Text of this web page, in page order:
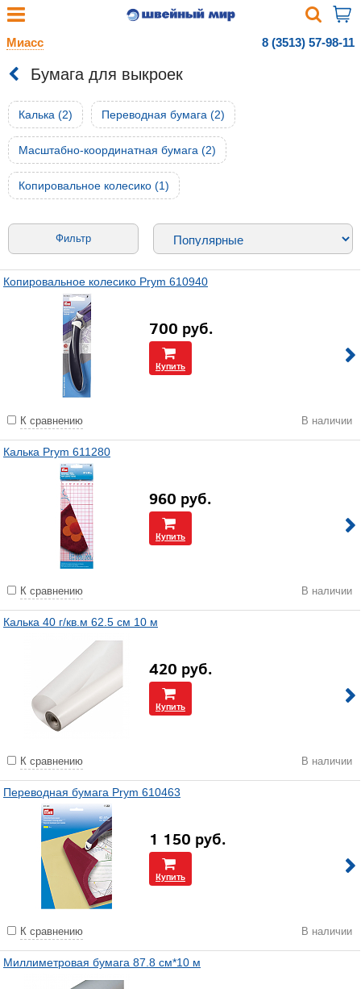
Миасс 8 (3513) 57-98-11
Бумага для выкроек
Калька (2) Переводная бумага (2)
Масштабно-координатная бумага (2)
Копировальное колесико (1)
Фильтр
Копировальное колесико Prym 610940
700 руб.
Купить
К сравнению В наличии
Калька Prym 611280
960 руб.
Купить
К сравнению В наличии
Калька 40 г/кв.м 62.5 см 10 м
420 руб.
Купить
К сравнению В наличии
Переводная бумага Prym 610463
1 150 руб.
Купить
К сравнению В наличии
Миллиметровая бумага 87.8 см*10 м